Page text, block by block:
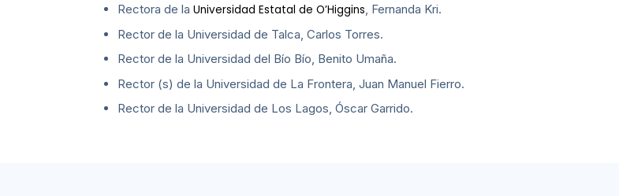
Rectora de la Universidad Estatal de O’Higgins, Fernanda Kri.
Rector de la Universidad de Talca, Carlos Torres.
Rector de la Universidad del Bío Bío, Benito Umaña.
Rector (s) de la Universidad de La Frontera, Juan Manuel Fierro.
Rector de la Universidad de Los Lagos, Óscar Garrido.